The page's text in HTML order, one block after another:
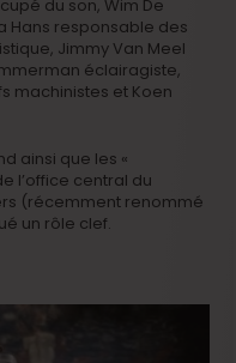
du son, Wim De
Hans responsable des
Jimmy Van Meel
éclairagiste,
machinistes et Koen
ainsi que les «
l’office central du
(récemment renommé
un rôle clef.